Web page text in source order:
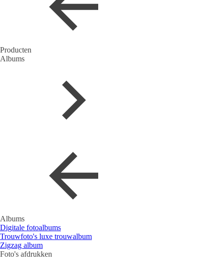
Producten
Albums
Albums
Digitale fotoalbums
Trouwfoto's luxe trouwalbum
Zigzag album
Foto's afdrukken